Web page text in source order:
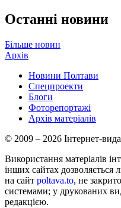
Останні новини
Більше новин
Архів
Новини Полтави
Спецпроекти
Блоги
Фоторепортажі
Архів матеріалів
© 2009 – 2026 Інтернет-
Використання матеріалів
інших сайтах дозволяється
на сайт poltava.to, не
системами; у друкованих
редакцією.